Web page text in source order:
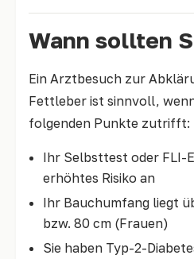
Wann sollten
Ein Arztbesuch zur
Fettleber ist sinnvoll,
folgenden Punkte zutrifft:
Ihr Selbsttest oder FLI-
erhöhtes Risiko an
Ihr Bauchumfang liegt
bzw. 80 cm (Frauen)
Sie haben Typ-2-